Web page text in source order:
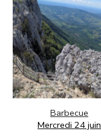
Barbecue
Mercredi 24 juin